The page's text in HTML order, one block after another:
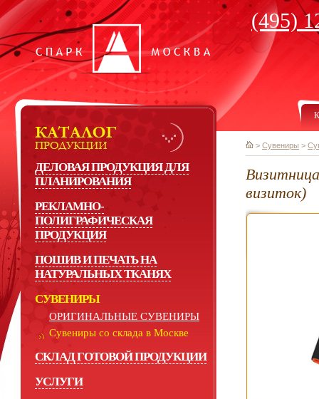
(495)
ДЕЛОВАЯ ПРОДУКЦИЯ ДЛЯ
ПЛАНИРОВАНИЯ
РЕКЛАМНО-
ПОЛИГРАФИЧЕСКАЯ
ПРОДУКЦИЯ
ПОШИВ И ПЕЧАТЬ НА
НАТУРАЛЬНЫХ ТКАНЯХ
СУВЕНИРЫ
ОРИГИНАЛЬНЫЕ СУВЕНИРЫ
Сувениры со склада в Москве
СКЛАД ГОТОВОЙ ПРОДУКЦИИ
УСЛУГИ
> Сувениры >
визиток)